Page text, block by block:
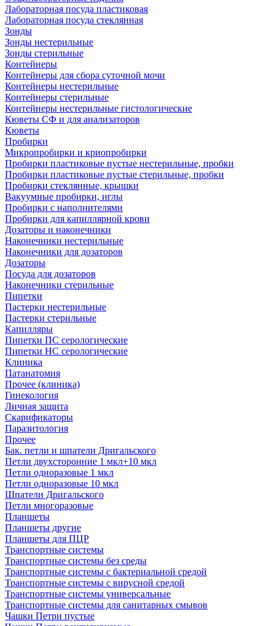
Лабораторная посуда пластиковая
Лабораторная посуда стеклянная
Зонды
Зонды нестерильные
Зонды стерильные
Контейнеры
Контейнеры для сбора суточной мочи
Контейнеры нестерильные
Контейнеры стерильные
Контейнеры нестерильные гистологические
Кюветы СФ и для анализаторов
Кюветы
Пробирки
Микропробирки и криопробирки
Пробирки пластиковые пустые нестерильные, пробки
Пробирки пластиковые пустые стерильные, пробки
Пробирки стеклянные, крышки
Вакуумные пробирки, иглы
Пробирки с наполнителями
Пробирки для капиллярной крови
Дозаторы и наконечники
Наконечники нестерильные
Наконечники для дозаторов
Дозаторы
Посуда для дозаторов
Наконечники стерильные
Пипетки
Пастерки нестерильные
Пастерки стерильные
Капилляры
Пипетки ПС серологические
Пипетки НС серологические
Клиника
Патанатомия
Прочее (клиника)
Гинекология
Личная защита
Скарификаторы
Паразитология
Прочее
Бак. петли и шпатели Дригальского
Петли двухсторонние 1 мкл+10 мкл
Петли одноразовые 1 мкл
Петли одноразовые 10 мкл
Шпатели Дригальского
Петли многоразовые
Планшеты
Планшеты другие
Планшеты для ПЦР
Транспортные системы
Транспортные системы без среды
Транспортные системы с бактериальной средой
Транспортные системы с вирусной средой
Транспортные системы универсальные
Транспортные системы для санитарных смывов
Чашки Петри пустые